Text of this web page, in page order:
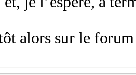
alors sur le